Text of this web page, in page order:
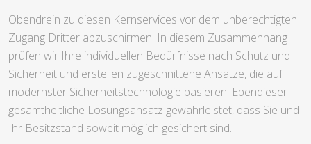
Obendrein zu diesen Kernservices vor dem unberechtigten
Zugang Dritter abzuschirmen. In diesem Zusammenhang
prüfen wir Ihre individuellen Bedürfnisse nach Schutz und
Sicherheit und erstellen zugeschnittene Ansätze, die auf
modernster Sicherheitstechnologie basieren. Ebendieser
gesamtheitliche Lösungsansatz gewährleistet, dass Sie und
Ihr Besitzstand soweit möglich gesichert sind.